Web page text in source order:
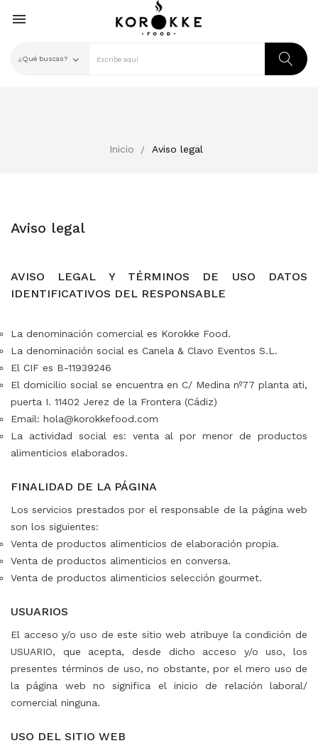

Inicio Aviso legal
Aviso legal
AVISO LEGAL Y TÉRMINOS DE USO DATOS
IDENTIFICATIVOS DEL RESPONSABLE
La denominación comercial es Korokke Food.
La denominación social es Canela & Clavo Eventos S.L.
El CIF es B-11939246
El domicilio social se encuentra en C/ Medina nº77 planta ati,
puerta I. 11402 Jerez de la Frontera (Cádiz)
Email: hola@korokkefood.com
La actividad social es: venta al por menor de productos
alimenticios elaborados.
FINALIDAD DE LA PÁGINA
Los servicios prestados por el responsable de la página web
son los siguientes:
Venta de productos alimenticios de elaboración propia.
Venta de productos alimenticios en conversa.
Venta de productos alimenticios selección gourmet.
USUARIOS
El acceso y/o uso de este sitio web atribuye la condición de
USUARIO, que acepta, desde dicho acceso y/o uso, los
presentes términos de uso, no obstante, por el mero uso de
la página web no significa el inicio de relación laboral/
comercial ninguna.
USO DEL SITIO WEB